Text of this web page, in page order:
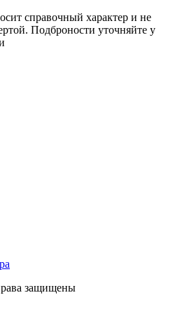
справочный характер и не
Подброности уточняйте у
защищены